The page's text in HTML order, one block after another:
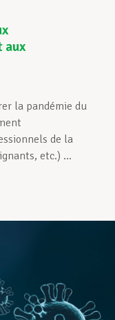
aux
la pandémie du
de la
etc.) ...